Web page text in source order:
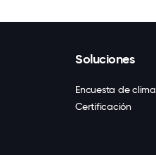
Soluciones
Encuesta de clima
Certificación